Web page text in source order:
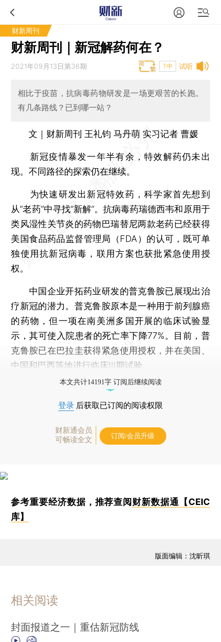
财新周刊
财新周刊｜新冠解药何在？
试听
2021年09月13日第36期 T中
相比于疫苗，抗病毒药物研发是一场更艰苦的长跑。
有几条路线？已到哪一站？
文｜财新周刊 王礼钧 马丹萌 实习记者 曹媛
新冠疫情暴发一年半有余，特效解药仍未出
现。不同路径的探索仍在继续。
为快速研发出新冠特效药，科学家首先想到
从“老药”中寻找“新解”。抗病毒药瑞德西韦和原用于
类风湿性关节炎的药物巴瑞替尼两款老药已经获得
美国食品药品监督管理局（FDA）的认可，既可单
独使用抗新冠病毒，联用方案也获批紧急使用授
权。
中国企业开拓药业研发的普克鲁胺已展现出治
疗新冠的潜力。普克鲁胺原本是一种用于前列腺癌
的药物，但一项在南美洲多国开展的临床试验显
示，其可使入院患者的死亡率下降77%。目前，普
克鲁胺已在巴拉圭获得紧急使用授权，并在美国、
中国和巴西等地进行临床III期试验。
本文共计14191字 订阅后继续阅读
登录 后获取已订阅的阅读权限
财新通会员
可畅读全文
订阅/会员升级
参考重要经济数据，推荐查阅 财新数据通【CEIC
库】
版面编辑：沈昕琪
相关阅读
封面报道之一｜重估新冠防线